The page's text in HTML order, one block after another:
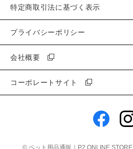
特定商取引法に基づく表示
プライバシーポリシー
会社概要
コーポレートサイト
© ペット用品通販｜P2 ONLINE STORE